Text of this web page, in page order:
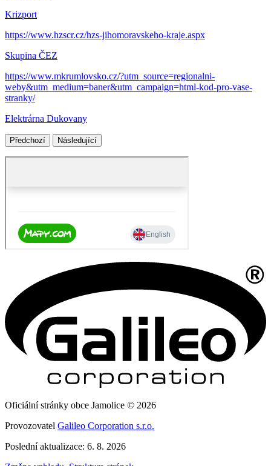
Krizport
https://www.hzscr.cz/hzs-jihomoravskeho-kraje.aspx
Skupina ČEZ
https://www.mkrumlovsko.cz/?utm_source=regionalni-
weby&utm_medium=baner&utm_campaign=html-kod-pro-vase-
stranky/
Elektrárna Dukovany
Předchozí Následující
Oficiální stránky obce Jamolice © 2026
Provozovatel Galileo Corporation s.r.o.
Poslední aktualizace: 6. 8. 2026